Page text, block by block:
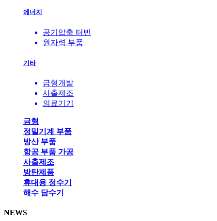
에너지
공기압축 터빈
원자력 부품
기타
금형개발
사출제조
의료기기
금형
정밀기계 부품
방산 부품
항공 부품 가공
사출제조
방탄제품
휴대용 정수기
해수 담수기
NEWS